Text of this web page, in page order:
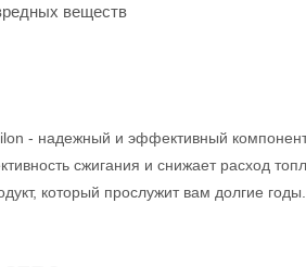
веществ
- надежный и эффективный
сжигания и снижает расход
который прослужит вам долгие годы.